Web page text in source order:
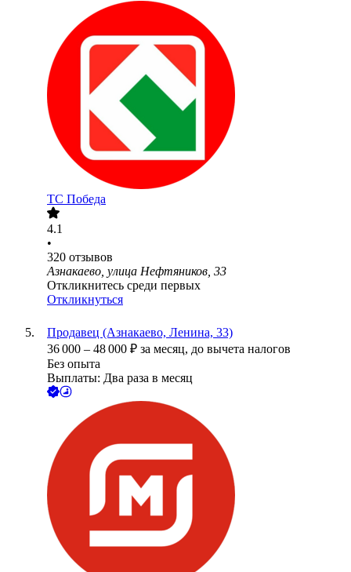
ТС Победа
4.1
•
320 отзывов
Азнакаево, улица Нефтяников, 33
Откликнитесь среди первых
Откликнуться
Продавец (Азнакаево, Ленина, 33)
36 000 – 48 000 ₽ за месяц, до вычета налогов
Без опыта
Выплаты: Два раза в месяц